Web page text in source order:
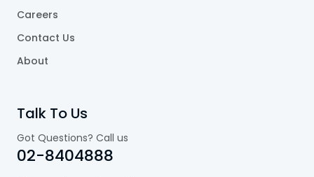
Careers
Contact Us
About
Talk To Us
Got Questions? Call us
02-8404888